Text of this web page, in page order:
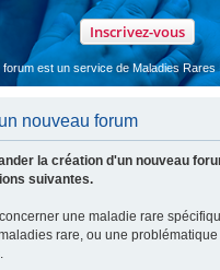
Inscrivez-vous
forum est un service de Maladies Rares
nouveau forum
la création d'un nouveau
suivantes.
une maladie rare
rare, ou une